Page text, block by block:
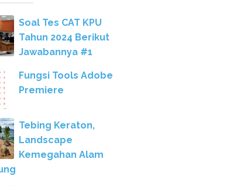
Soal Tes CAT KPU
Tahun 2024 Berikut
Jawabannya #1
Fungsi Tools Adobe
Premiere
Tebing Keraton,
Landscape
Kemegahan Alam